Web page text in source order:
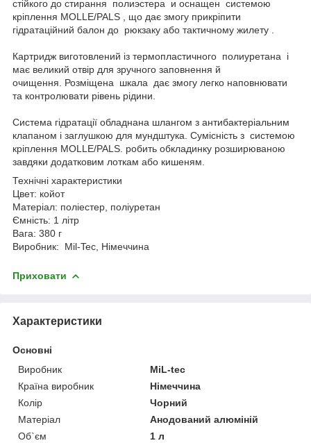
стійкого до стирання полиэстера и оснащен системою
кріплення MOLLE/PALS , що дає змогу прикріпити
гідратаційний балон до рюкзаку або тактичному жилету .
Картридж виготовлений із термопластичного полиуретана і
має великий отвір для зручного заповнення й
очищення. Розміщена шкала дає змогу легко наповнювати
та контролювати рівень рідини.
Система гідратації обладнана шлангом з антибактеріальним
клапаном і заглушкою для мундштука. Сумісність з системою
кріплення MOLLE/PALS. робить обкладинку розширюваною
завдяки додатковим лоткам або кишеням.
Технічні характеристики
Цвет: койот
Матеріал: поліестер, поліуретан
Ємність: 1 літр
Вага: 380 г
Виробник: Mil-Tec, Німеччина
Приховати
Характеристики
Основні
Виробник
MiL-tec
Країна виробник
Німеччина
Колір
Чорний
Матеріал
Анодований алюміній
Об`єм
1 л